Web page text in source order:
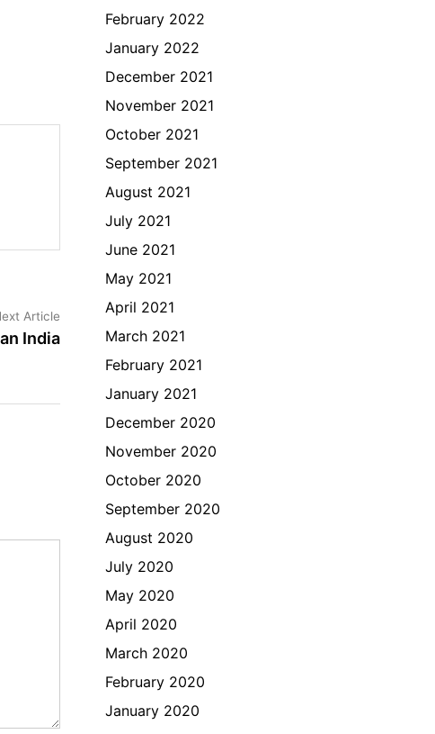
Article
article:
India
February 2022
January 2022
December 2021
November 2021
October 2021
September 2021
August 2021
July 2021
June 2021
May 2021
April 2021
March 2021
February 2021
January 2021
December 2020
November 2020
October 2020
September 2020
August 2020
July 2020
May 2020
April 2020
March 2020
February 2020
January 2020